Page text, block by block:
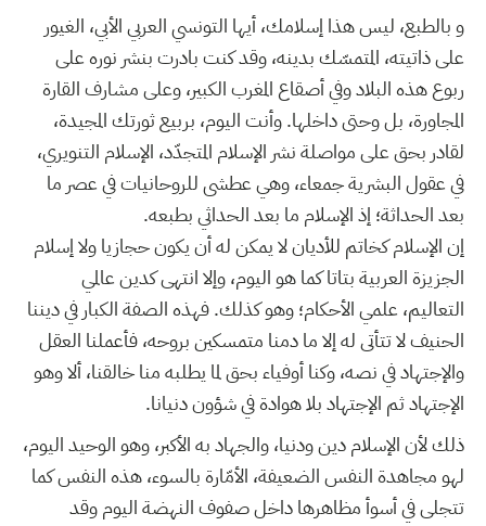
و بالطبع، ليس هذا إسلامك، أيها التونسي العربي الأبي، الغيور
على ذاتيته، المتمسّك بدينه، وقد كنت بادرت بنشر نوره على
ربوع هذه البلاد وفي أصقاع المغرب الكبير، وعلى مشارف القارة
المجاورة، بل وحتى داخلها. وأنت اليوم، بربيع ثورتك المجيدة،
لقادر بحق على مواصلة نشر الإسلام المتجدّد، الإسلام التنويري،
في عقول البشرية جمعاء، وهي عطشى للروحانيات في عصر ما
بعد الحداثة؛ إذ الإسلام ما بعد الحداثي بطبعه.
إن الإسلام كخاتم للأديان لا يمكن له أن يكون حجازيا ولا إسلام
الجزيزة العربية بتاتا كما هو اليوم، وإلا انتهى كدين عالمي
التعاليم، علمي الأحكام؛ وهو كذلك. فهذه الصفة الكبار في ديننا
الحنيف لا تتأتى له إلا ما دمنا متمسكين بروحه، فأعملنا العقل
والإجتهاد في نصه، وكنا أوفياء بحق لما يطلبه منا خالقنا، ألا وهو
الإجتهاد ثم الإجتهاد بلا هوادة في شؤون دنيانا.
ذلك لأن الإسلام دين ودنيا، والجهاد به الأكبر، وهو الوحيد اليوم،
لهو مجاهدة النفس الضعيفة، الأمّارة بالسوء، هذه النفس كما
تتجلى في أسوأ مظاهرها داخل صفوف النهضة اليوم وقد